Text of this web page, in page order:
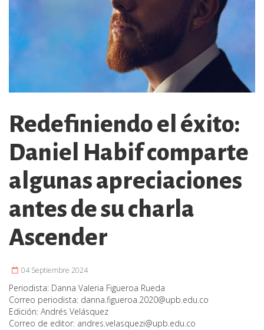
Redefiniendo el éxito:
Daniel Habif comparte
algunas apreciaciones
antes de su charla
Ascender
04 Septiembre 2024
Periodista: Danna Valeria Figueroa Rueda
Correo periodista: danna.figueroa.2020@upb.edu.co
Edición: Andrés Velásquez
Correo de editor: andres.velasquezi@upb.edu.co